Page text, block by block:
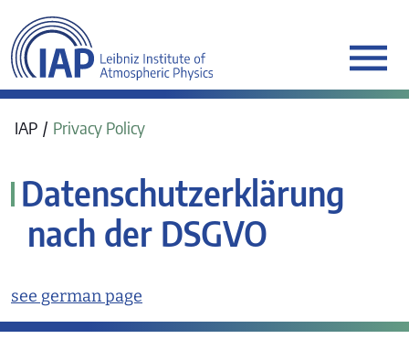
IAP Privacy Policy
Datenschutzerklärung
nach der DSGVO
see german page